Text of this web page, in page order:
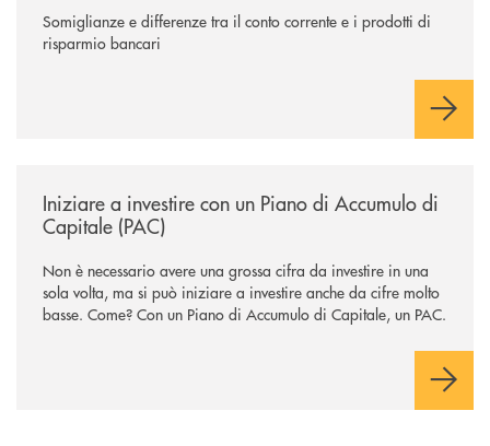
Somiglianze e differenze tra il conto corrente e i prodotti di
risparmio bancari
Iniziare a investire con un Piano di Accumulo di
Capitale (PAC)
Non è necessario avere una grossa cifra da investire in una
sola volta, ma si può iniziare a investire anche da cifre molto
basse. Come? Con un Piano di Accumulo di Capitale, un PAC.